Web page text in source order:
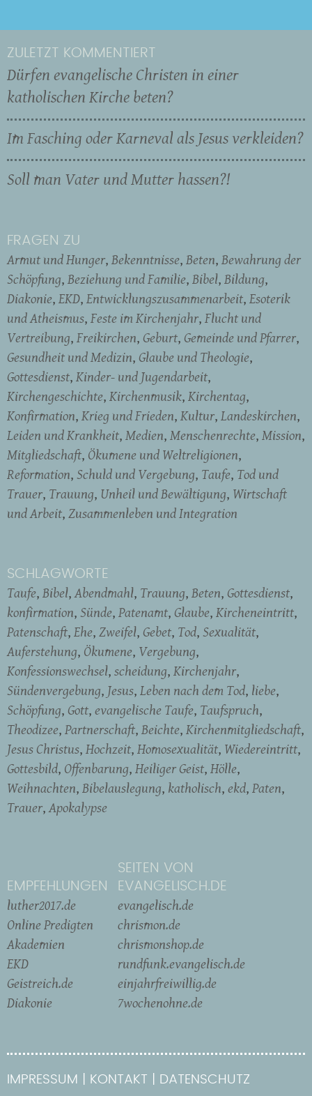
ZULETZT KOMMENTIERT
Dürfen evangelische Christen in einer
katholischen Kirche beten?
Im Fasching oder Karneval als Jesus verkleiden?
Soll man Vater und Mutter hassen?!
FRAGEN ZU
Armut und Hunger Bekenntnisse Beten Bewahrung der
Schöpfung Beziehung und Familie Bibel Bildung
Diakonie EKD Entwicklungszusammenarbeit Esoterik
und Atheismus Feste im Kirchenjahr Flucht und
Vertreibung Freikirchen Geburt Gemeinde und Pfarrer
Gesundheit und Medizin Glaube und Theologie
Gottesdienst Kinder- und Jugendarbeit
Kirchengeschichte Kirchenmusik Kirchentag
Konfirmation Krieg und Frieden Kultur Landeskirchen
Leiden und Krankheit Medien Menschenrechte Mission
Mitgliedschaft Ökumene und Weltreligionen
Reformation Schuld und Vergebung Taufe Tod und
Trauer Trauung Unheil und Bewältigung Wirtschaft
und Arbeit Zusammenleben und Integration
SCHLAGWORTE
Taufe Bibel Abendmahl Trauung Beten Gottesdienst
konfirmation Sünde Patenamt Glaube Kircheneintritt
Patenschaft Ehe Zweifel Gebet Tod Sexualität
Auferstehung Ökumene Vergebung
Konfessionswechsel scheidung Kirchenjahr
Sündenvergebung Jesus Leben nach dem Tod liebe
Schöpfung Gott evangelische Taufe Taufspruch
Theodizee Partnerschaft Beichte Kirchenmitgliedschaft
Jesus Christus Hochzeit Homosexualität Wiedereintritt
Gottesbild Offenbarung Heiliger Geist Hölle
Weihnachten Bibelauslegung katholisch ekd Paten
Trauer Apokalypse
EMPFEHLUNGEN
luther2017.de
Online Predigten
Akademien
EKD
Geistreich.de
Diakonie
SEITEN VON
EVANGELISCH.DE
evangelisch.de
chrismon.de
chrismonshop.de
rundfunk.evangelisch.de
einjahrfreiwillig.de
7wochenohne.de
IMPRESSUM KONTAKT DATENSCHUTZ